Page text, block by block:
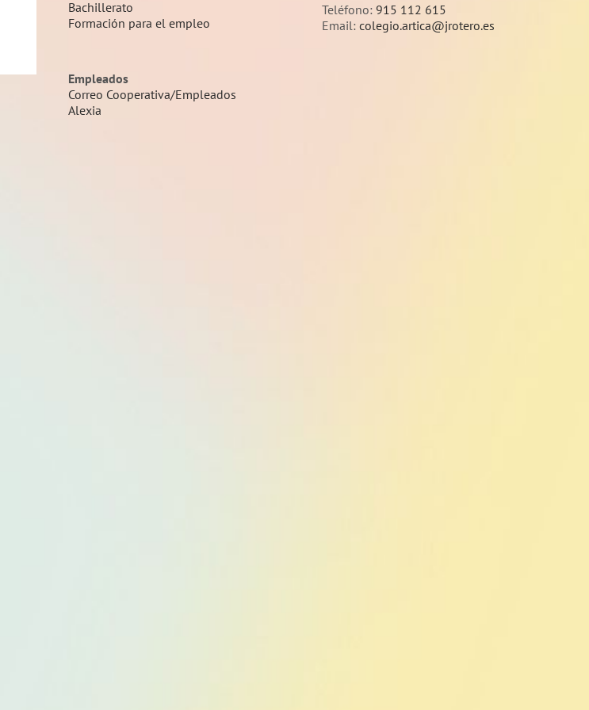
Bachillerato
Formación para el empleo
Empleados
Correo Cooperativa/Empleados
Alexia
Teléfono: 915 112 615
Email: colegio.artica@jrotero.es